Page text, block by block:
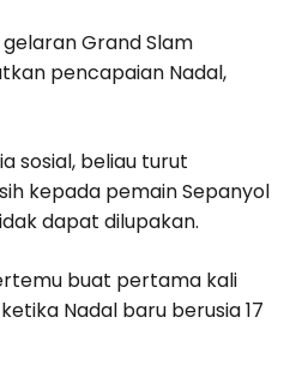
Grand Slam
pencapaian Nadal,
sosial, beliau turut
kepada pemain Sepanyol
dapat dilupakan.
buat pertama kali
Nadal baru berusia 17